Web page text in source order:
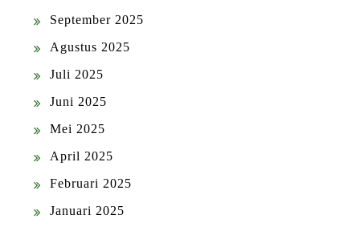
September 2025
Agustus 2025
Juli 2025
Juni 2025
Mei 2025
April 2025
Februari 2025
Januari 2025